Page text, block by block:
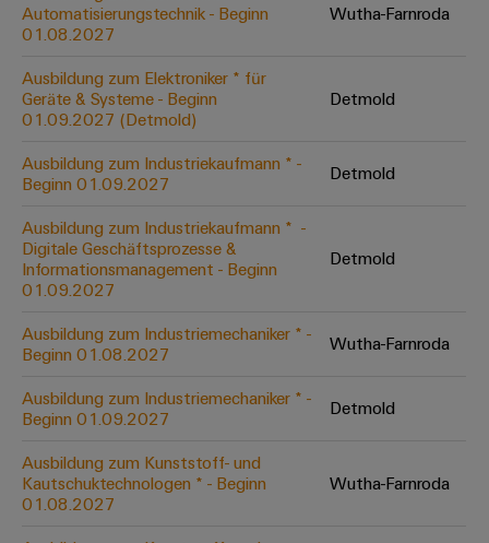
Verbindungslösungen
für
Konventionelle
Energieerzeugung
Zukunftssicherheit
für
bewährte
Maschinenbau
Lösungen
für
verschiedene
Segmente
der
und
Fabrikautomation
Öl
&
Systeme
Lösungen
Dezentrale
Automatisierung
Lösungen
IIoT
&
Automation
Software
Industrial
Industrial
Automation
Elektronikgehäuse
Blitz-
und
Überspannungsschutz
PV
Feldbusverteiler
Automatisierung
&
Software
I/O-
Systeme
Technischer
Support
Umweltbezogene
Produktkonformität
Engineering
Daten
Technische
Produktkataloge
Reparatur
und
Ersatzteile
Trainings
Webinare
PSIRT
Pressekontakt
Unsere
IIoT
and
Partner
Netzwerk
IIoT
Automation
Solution
Offene
Ausbildungs-
und
Studienplätze
Aktuelle
Termine
Workshops
für
Schulklassen
Automatisierungstechnik - Beginn
01.08.2027
Wutha-Farnroda
Ausbildung zum Elektroniker * für
Geräte & Systeme - Beginn
01.09.2027 (Detmold)
Detmold
Ausbildung zum Industriekaufmann * -
Beginn 01.09.2027
Detmold
Ausbildung zum Industriekaufmann * ​ -
Digitale Geschäftsprozesse &
Informationsmanagement - Beginn
01.09.2027
Detmold
Ausbildung zum Industriemechaniker * -
Beginn 01.08.2027
Wutha-Farnroda
Ausbildung zum Industriemechaniker * -
Beginn 01.09.2027
Detmold
Ausbildung zum Kunststoff- und
Kautschuktechnologen * - Beginn
01.08.2027
Wutha-Farnroda